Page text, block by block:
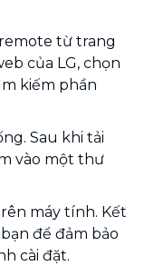
từ trang
của LG, chọn
kiếm phần
Sau khi tải
vào một thư
máy tính. Kết
để đảm bảo
cài đặt.